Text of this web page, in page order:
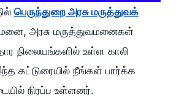
பெருந்துறை அரசு மருத்துவக்
அரசு மருத்துவமனைகள்
நிலையங்களில் உள்ள காலி
கட்டுரையில் நீங்கள் பார்க்க
நிரப்ப உள்ளனர்.